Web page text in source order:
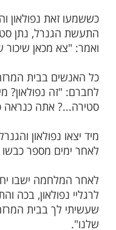
התחפשו
ליבם של
לכוחות הנפש
השניים לצאת
לב חבריו,
שיושב מולנו
נפולאון והגנרל